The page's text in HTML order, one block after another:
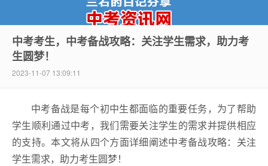
中考资讯网
中考考生，中考备战攻略：关注学生需求，助力考
生圆梦！
2023-11-07 13:09:11
中考备战是每个初中生都面临的重要任务，为了帮助
学生顺利通过中考，我们需要关注学生的需求并提供相应
的支持。本文将从四个方面详细阐述中考备战攻略：关注
学生需求，助力考生圆梦！